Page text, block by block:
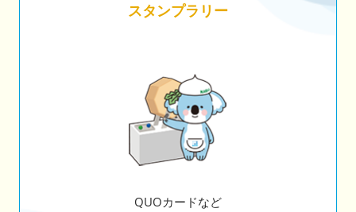
スタンプラリー
QUOカードなど